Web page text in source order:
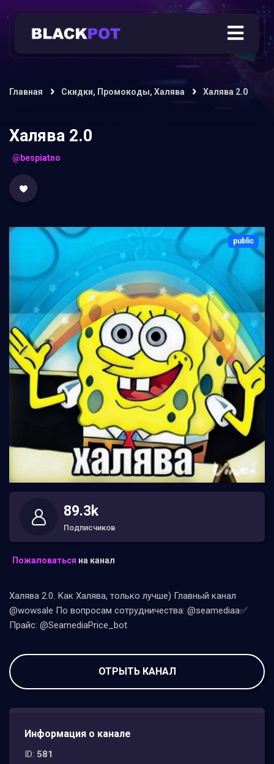
Главная Скидки, Промокоды, Халява Халява 2.0
Халява 2.0
@bespiatno
public
89.3k
Подписчиков
Пожаловаться на канал
Халява 2.0. Как Халява, только лучше) Главный канал
@wowsale По вопросам сотрудничества: @seamediaa✅
Прайс: @SeamediaPrice_bot
ОТРЫТЬ КАНАЛ
Информация о канале
ID: 581